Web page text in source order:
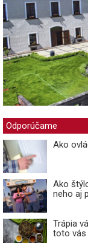
Odporúčame
Ako
Ako
neho aj
Trápia
toto vás